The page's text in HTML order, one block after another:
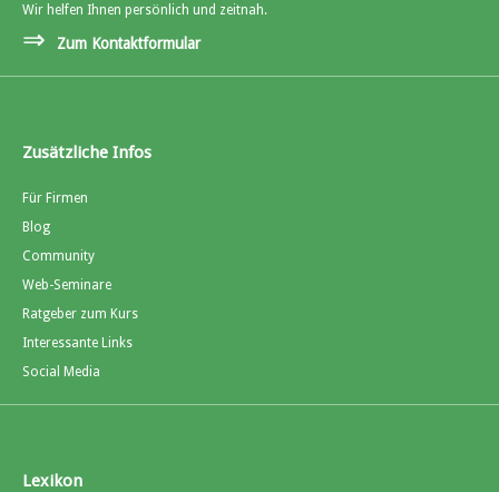
Wir helfen Ihnen persönlich und zeitnah.
⇒ Zum Kontaktformular
Zusätzliche Infos
Für Firmen
Blog
Community
Web-Seminare
Ratgeber zum Kurs
Interessante Links
Social Media
Lexikon